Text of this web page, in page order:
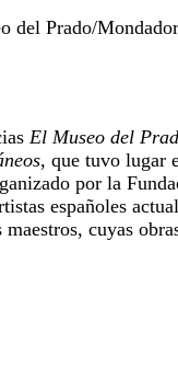
del Prado/
El Museo del
, que tuvo lugar
por la
españoles
cuyas